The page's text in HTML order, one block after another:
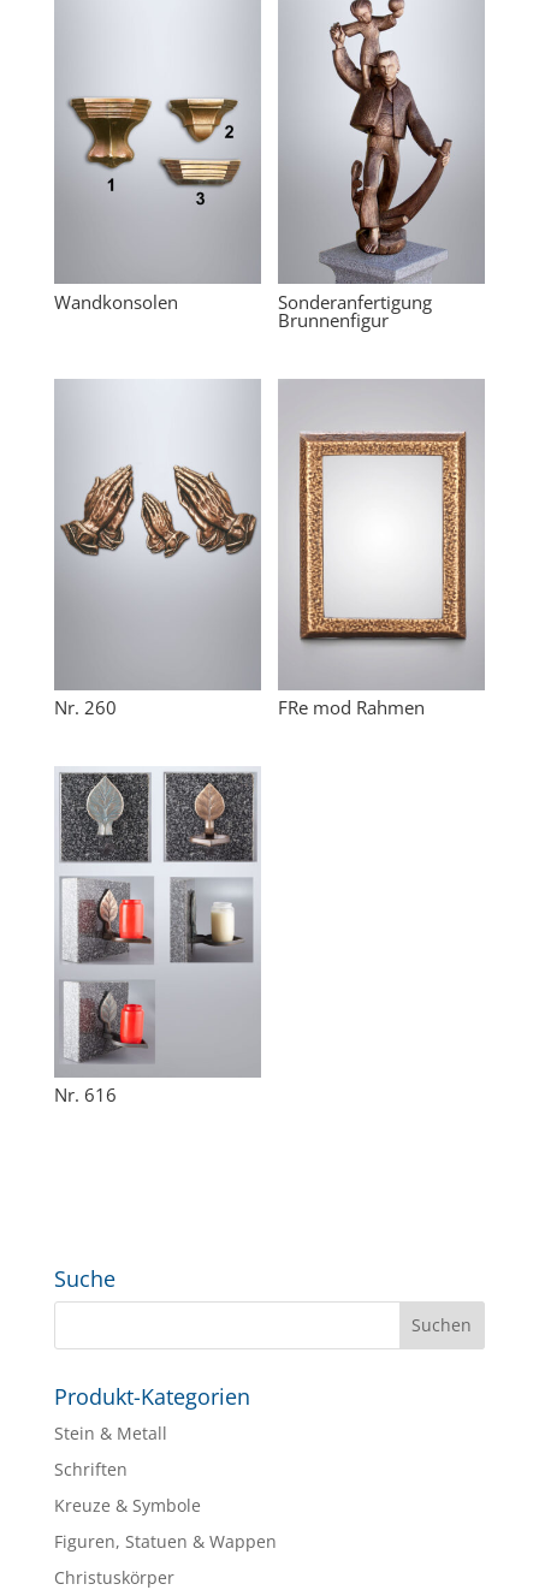
Wandkonsolen Sonderanfertigung
Brunnenfigur
Nr. 260 FRe mod Rahmen
Nr. 616
Suche
Produkt-Kategorien
Stein & Metall
Schriften
Kreuze & Symbole
Figuren, Statuen & Wappen
Christuskörper